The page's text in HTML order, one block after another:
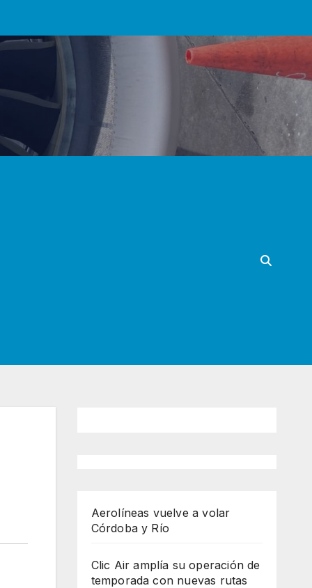
Aerolíneas vuelve a volar
Córdoba y Río
Clic Air amplía su operación de
temporada con nuevas rutas